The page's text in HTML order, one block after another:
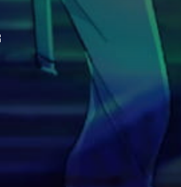
paradoxlive